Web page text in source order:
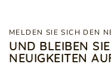
MELDEN SIE SICH DEN
UND BLEIBEN
NEUIGKEITEN